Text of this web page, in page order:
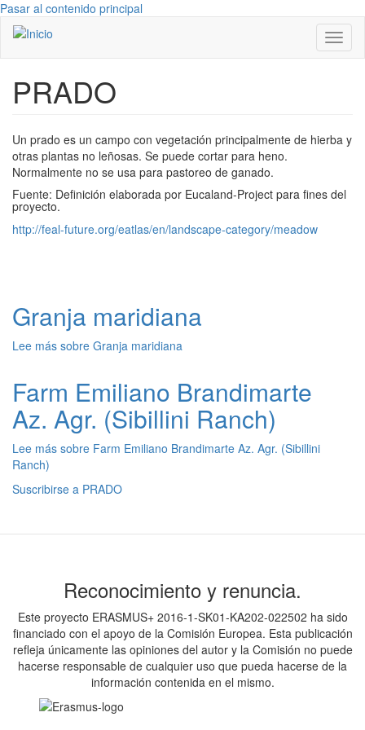
Pasar al contenido principal
PRADO
Un prado es un campo con vegetación principalmente de hierba y
otras plantas no leñosas. Se puede cortar para heno.
Normalmente no se usa para pastoreo de ganado.
Fuente: Definición elaborada por Eucaland-Project para fines del
proyecto.
http://feal-future.org/eatlas/en/landscape-category/meadow
Granja maridiana
Lee más sobre Granja maridiana
Farm Emiliano Brandimarte
Az. Agr. (Sibillini Ranch)
Lee más sobre Farm Emiliano Brandimarte Az. Agr. (Sibillini
Ranch)
Suscribirse a PRADO
Reconocimiento y renuncia.
Este proyecto ERASMUS+ 2016-1-SK01-KA202-022502 ha sido
financiado con el apoyo de la Comisión Europea. Esta publicación
refleja únicamente las opiniones del autor y la Comisión no puede
hacerse responsable de cualquier uso que pueda hacerse de la
información contenida en el mismo.